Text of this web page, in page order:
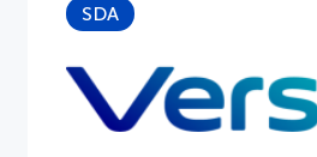
Pressrum
Nyheter
SDA